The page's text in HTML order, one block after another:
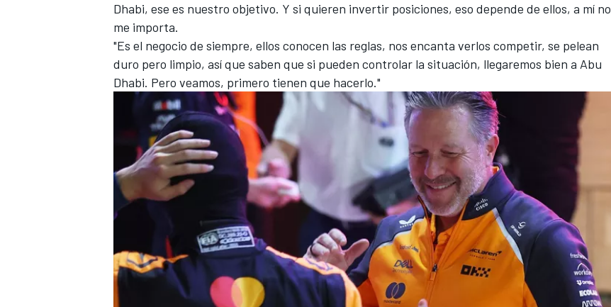
Dhabi, ese es nuestro objetivo. Y si quieren invertir posiciones, eso depende de ellos, a mí no
me importa.
"Es el negocio de siempre, ellos conocen las reglas, nos encanta verlos competir, se pelean
duro pero limpio, así que saben que si pueden controlar la situación, llegaremos bien a Abu
Dhabi. Pero veamos, primero tienen que hacerlo."